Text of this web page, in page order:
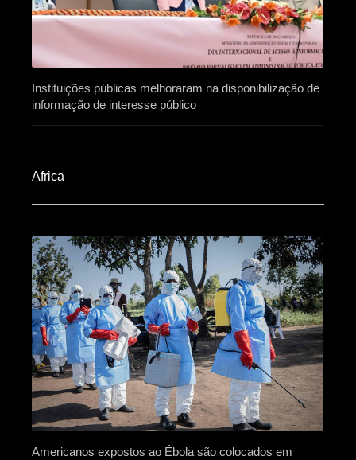
Instituições públicas melhoraram na disponibilização de
informação de interesse público
Africa​
Americanos expostos ao Ébola são colocados em